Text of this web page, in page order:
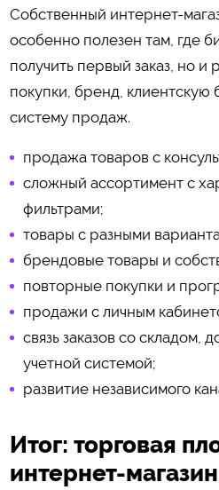
Собственный интернет-
особенно полезен там, где
получить первый заказ, но и
покупки, бренд, клиентскую
систему продаж.
продажа товаров с
сложный ассортимент с
фильтрами;
товары с разными
брендовые товары и
повторные покупки и
продажи с личным
связь заказов со складом,
учетной системой;
развитие независимого
Итог: торговая
интернет-